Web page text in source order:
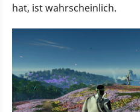
hat, ist wahrscheinlich.